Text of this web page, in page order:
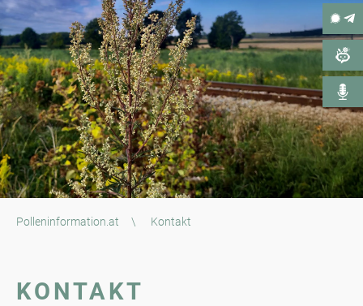
Polleninformation.at \ Kontakt
KONTAKT